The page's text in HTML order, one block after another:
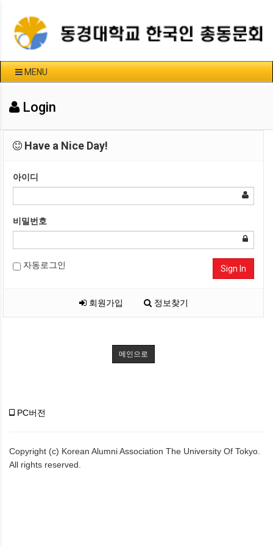
MENU
Login
Have a Nice Day!
아이디
비밀번호
자동로그인 Sign In
회원가입 정보찾기
메인으로
PC버전
Copyright (c) Korean Alumni Association The University Of Tokyo.
All rights reserved.